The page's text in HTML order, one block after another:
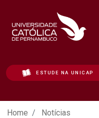
ESTUDE NA UNICAP
Mestrando em
Home
Notícias